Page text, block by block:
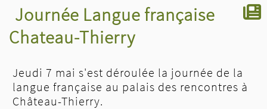
Journée Langue française
Chateau-Thierry
Jeudi 7 mai s'est déroulée la journée de la
langue française au palais des rencontres à
Château-Thierry.